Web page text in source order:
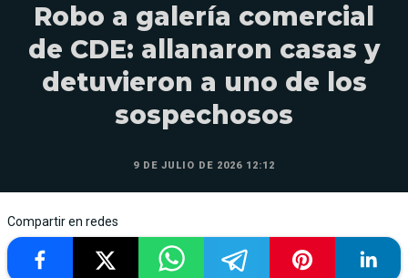
Robo a galería comercial
de CDE: allanaron casas y
detuvieron a uno de los
sospechosos
9 DE JULIO DE 2026 12:12
Compartir en redes